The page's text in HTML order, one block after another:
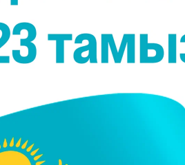
мен
туындағанын, бұл оның ар-
төбелеске
кейін көз
эпизодты бөлек